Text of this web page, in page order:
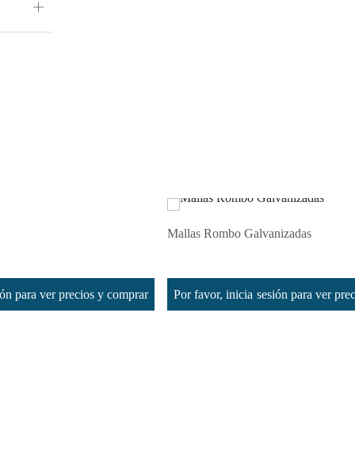
para ver precios y comprar
Mallas Rombo Galvanizadas
Por favor, inicia sesión para ver